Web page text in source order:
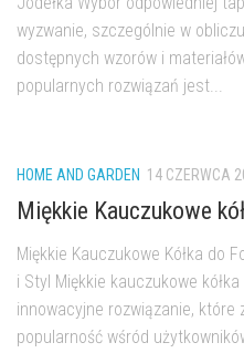
wyzwanie, szczególnie w
dostępnych wzorów i
popularnych rozwiązań jest...
HOME AND GARDEN 14 CZERWCA
Miękkie Kauczukowe
Miękkie Kauczukowe Kółka do
i Styl Miękkie kauczukowe
innowacyjne rozwiązanie, które
popularność wśród